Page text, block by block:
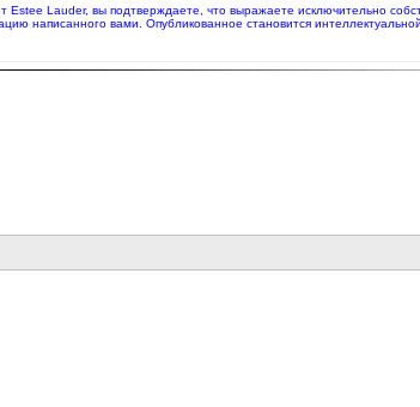
Lauder, вы подтверждаете, что выражаете исключительно
написанного вами. Опубликованное становится